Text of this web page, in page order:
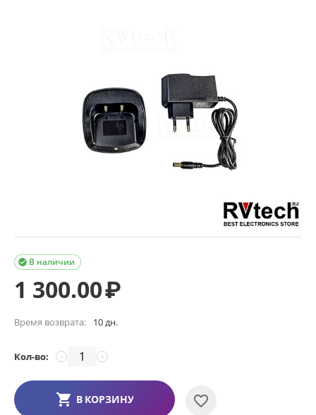
В наличии

1 300.00₽
Время возврата: 10 дн.
Кол-во: +
−
В КОРЗИНУ